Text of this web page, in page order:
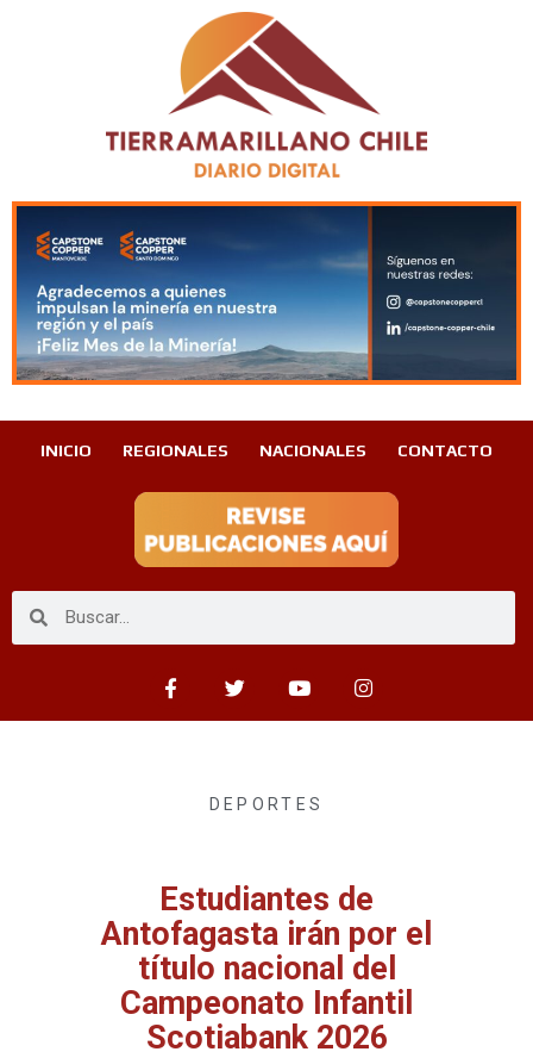
INICIO REGIONALES NACIONALES CONTACTO
DEPORTES
Estudiantes de
Antofagasta irán por el
título nacional del
Campeonato Infantil
Scotiabank 2026